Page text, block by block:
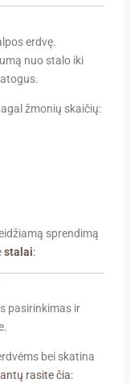
erdvę.
nuo stalo iki
žmonių skaičių:
sprendimą
stalai:
pasirinkimas ir
bei skatina
rasite čia: